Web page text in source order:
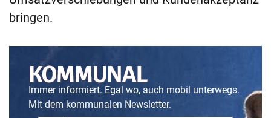
bringen.
Immer informiert. Egal wo, auch mobil unterwegs.
Mit dem kommunalen Newsletter.